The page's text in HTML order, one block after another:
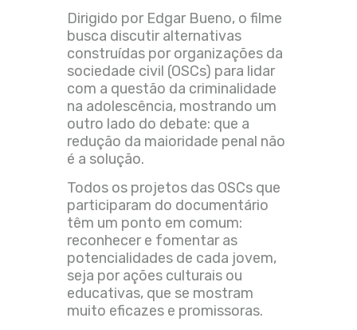
Dirigido por Edgar Bueno, o filme
busca discutir alternativas
construídas por organizações da
sociedade civil (OSCs) para lidar
com a questão da criminalidade
na adolescência, mostrando um
outro lado do debate: que a
redução da maioridade penal não
é a solução.
Todos os projetos das OSCs que
participaram do documentário
têm um ponto em comum:
reconhecer e fomentar as
potencialidades de cada jovem,
seja por ações culturais ou
educativas, que se mostram
muito eficazes e promissoras.